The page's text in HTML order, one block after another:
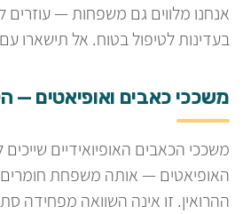
אנחנו מלווים גם משפחות — עוזרים
בעדינות לטיפול בטוח. אל תישארו
משככי כאבים ואופיאטים —
משככי הכאבים האופיואידיים
האופיאטים — אותה משפחת חומרים
ההרואין. זו אינה השוואה מפחידה